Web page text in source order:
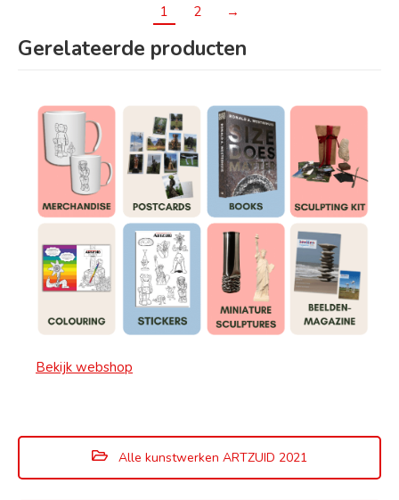
1 2 →
Gerelateerde producten
Bekijk webshop
Alle kunstwerken ARTZUID 2021